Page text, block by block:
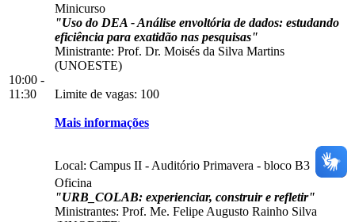
10:00 -
11:30
Minicurso
"Uso do DEA - Análise envoltória de dados: estudando
eficiência para exatidão nas pesquisas"
Ministrante: Prof. Dr. Moisés da Silva Martins
(UNOESTE)
Limite de vagas: 100
Mais informações
Local: Campus II - Auditório Primavera - bloco B3
Oficina
"URB_COLAB: experienciar, construir e refletir"
Ministrantes: Prof. Me. Felipe Augusto Rainho Silva